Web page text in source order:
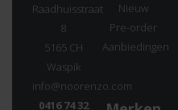
Raadhuisstraat
8
5165 CH
Waspik
info@noorenzo.com
0416 74 32
Nieuw
Pre-order
Aanbiedingen